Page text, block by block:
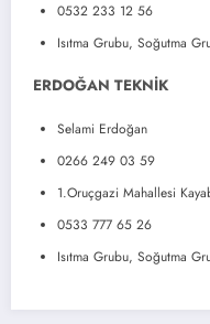
0532 233 12 56
Isıtma Grubu, Soğutma
ERDOĞAN TEKNİK
Selami Erdoğan
0266 249 03 59
1.Oruçgazi Mahallesi
0533 777 65 26
Isıtma Grubu, Soğutma